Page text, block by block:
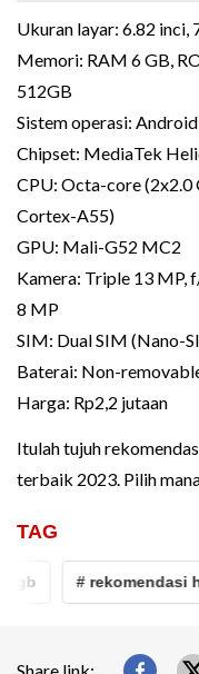
Ukuran layar: 6.82 inci,
Memori: RAM 6 GB,
512GB
Sistem operasi:
Chipset: MediaTek
CPU: Octa-core
Cortex-A55)
GPU: Mali-G52 MC2
Kamera: Triple 13 MP,
8 MP
SIM: Dual SIM (Nano-
Baterai: Non-
Harga: Rp2,2 jutaan
Itulah tujuh
terbaik 2023. Pilih
TAG
# rekomendasi hp